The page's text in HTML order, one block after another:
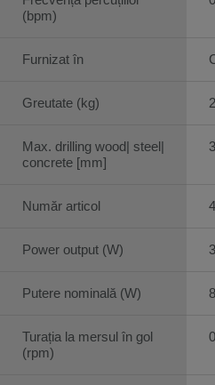
(bpm)
Furnizat în
Greutate (kg)
Max. drilling wood| steel|
concrete [mm]
Număr articol
Power output (W)
Putere nominală (W)
Turația la mersul în gol
(rpm)